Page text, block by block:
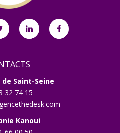
Linkedin Facebook
Saint-Seine
32 74 15
Kanoui